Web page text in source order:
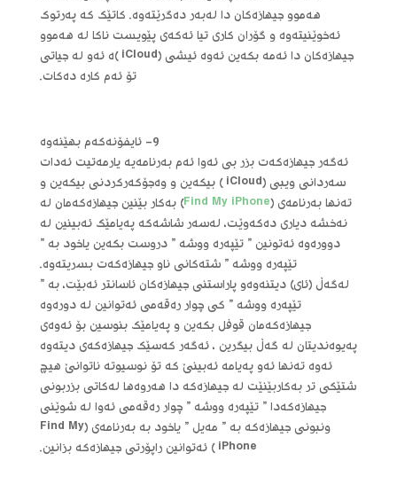
هه‌موو جیهازه‌کان دا له‌به‌ر ده‌گرێته‌وه‌. کاتێک که‌ په‌رتوک
ئه‌خوێنیته‌وه‌ و گۆران کاری تیا ئه‌که‌ی پێویست ناکا له‌ هه‌موو
جیهازه‌کان دا ئه‌مه‌ بکه‌ین ئه‌وه‌ ئیشی (iCloud )ه‌ ئه‌و له‌ جیاتی
تۆ ئه‌م کاره‌ ده‌کات.
9- ئایفۆنه‌که‌م بهێنه‌وه
ئه‌گه‌ر جیهازه‌که‌ت بزر بی ئه‌وا ئه‌م به‌رنامه‌یه‌ یارمه‌تیت ئه‌دات
سه‌ردانی ویبی (iCloud ) بیکه‌ین و وه‌جۆکه‌رکردنی بیکه‌ین و
ته‌نها به‌رنامه‌ی (Find My iPhone) به‌کار بێنین جیهازه‌که‌مان له‌
نه‌خشه‌ دیاری ده‌که‌وێت، له‌سه‌ر شاشه‌که‌ په‌یامێک ئه‌بینین له‌
دووره‌وه‌ ئه‌تونین ” تێپه‌ره‌ ووشه‌ ” دروست بکه‌ین یاخود به‌ ”
تێپه‌ره‌ ووشه‌ ” شته‌کانی ناو جیهازه‌که‌ت بسریته‌وه‌.
له‌گه‌ڵ (ئای) دیتنه‌وه‌و پاراستنی جیهازه‌کان ئاسانتر ئه‌بێت، به‌ ”
تێپه‌ره‌ ووشه‌ ” کی چوار ره‌قه‌می ئه‌توانین له‌ دوره‌وه‌
جیهازه‌که‌مان قوفل بکه‌ین و په‌یامێک بنوسین بۆ ئه‌وه‌ی
په‌یوه‌ندیتان له‌ گه‌ڵ بیگرین ، ئه‌گه‌ر که‌سێک جیهازه‌که‌ی دیته‌وه‌
ئه‌وه‌ ته‌نها ئه‌و په‌یامه‌ ئه‌بینێ که‌ تۆ نوسیوته‌ ناتوانێ هیچ
شتێکی تر به‌کاربێنێت له‌ جیهازه‌که‌ دا هه‌روه‌ها له‌کاتی بزربونی
جیهازه‌که‌دا ” تێپه‌ره‌ ووشه‌ ” چوار ره‌قه‌می ئه‌وا له‌ شوێنی
ونبونی جیهازه‌که‌ به‌ ” مه‌یل ” یاخود به‌ به‌رنامه‌ی (Find My
iPhone ) ئه‌توانین راپۆرتی جیهازه‌که‌ بزانین.